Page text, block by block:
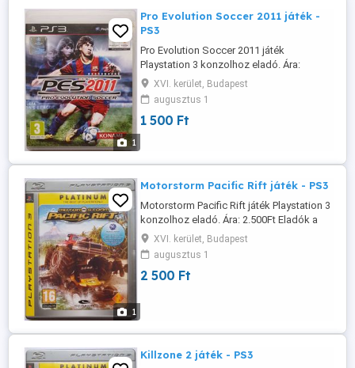
1
Pro Evolution Soccer 2011 játék -
PS3
Pro Evolution Soccer 2011 játék
Playstation 3 konzolhoz eladó. Ára:
1.500Ft Eladók a további hirdetéseim alatt
szereplő játékok is. Több vásárlása
esetén minden továbbiból 500Ft
kedvezmény. Személyes átvétel Budapest
esetén ...
XVI. kerület, Budapest
augusztus 1
1 500 Ft
1
Motorstorm Pacific Rift játék - PS3
Motorstorm Pacific Rift játék Playstation 3
konzolhoz eladó. Ára: 2.500Ft Eladók a
további hirdetéseim alatt szereplő játékok
is. Több vásárlása esetén minden
továbbiból 500Ft kedvezmény. Személyes
átvétel Budapest XVI-ik kerület, Örs Vezér
XVI. kerület, Budapest
augusztus 1
2 500 Ft
Killzone 2 játék - PS3